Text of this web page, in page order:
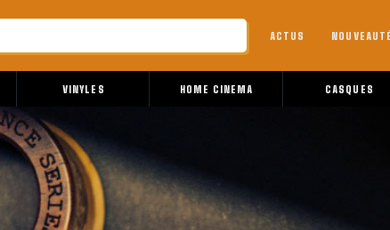
ACTUS
VINYLES HOME CINEMA CASQUES